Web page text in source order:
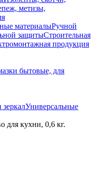
метизы,
материалыРучной
защитыСтроительная
продукция
бытовые, для
зеркалУниверсальные
для кухни, 0,6 кг.